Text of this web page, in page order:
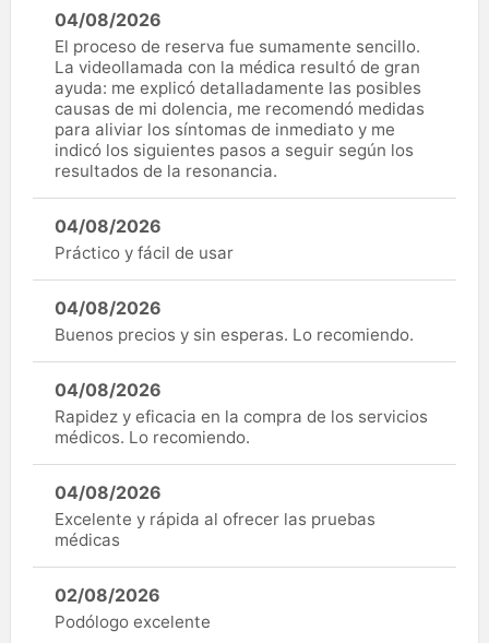
04/08/2026
El proceso de reserva fue sumamente sencillo.
La videollamada con la médica resultó de gran
ayuda: me explicó detalladamente las posibles
causas de mi dolencia, me recomendó medidas
para aliviar los síntomas de inmediato y me
indicó los siguientes pasos a seguir según los
resultados de la resonancia.
04/08/2026
Práctico y fácil de usar
04/08/2026
Buenos precios y sin esperas. Lo recomiendo.
04/08/2026
Rapidez y eficacia en la compra de los servicios
médicos. Lo recomiendo.
04/08/2026
Excelente y rápida al ofrecer las pruebas
médicas
02/08/2026
Podólogo excelente